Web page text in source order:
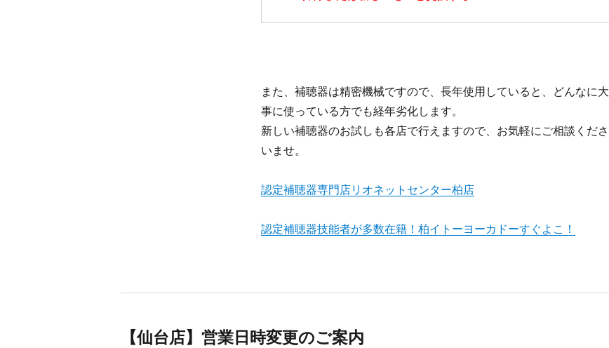
また、補聴器は精密機械ですので、長年使用していると、どんなに大
事に使っている方でも経年劣化します。
新しい補聴器のお試しも各店で行えますので、お気軽にご相談くださ
いませ。
認定補聴器専門店リオネットセンター柏店
認定補聴器技能者が多数在籍！柏イトーヨーカドーすぐよこ！
【仙台店】営業日時変更のご案内